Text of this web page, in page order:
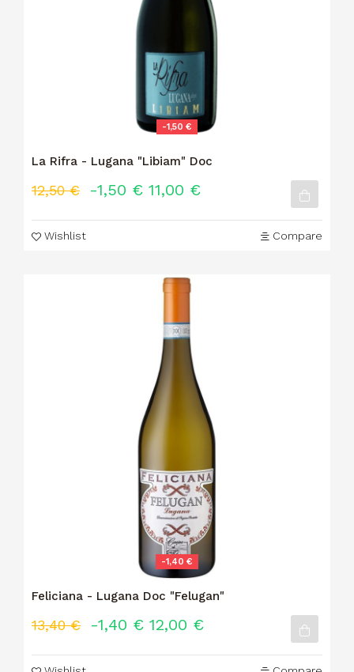
-1,50 €
La Rifra - Lugana "Libiam" Doc
12,50 € -1,50 € 11,00 €
Wishlist Compare
-1,40 €
Feliciana - Lugana Doc "Felugan"
13,40 € -1,40 € 12,00 €